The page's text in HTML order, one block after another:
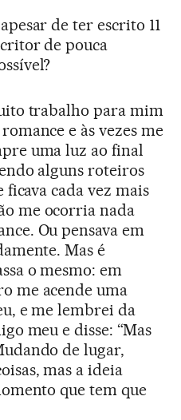
de ter escrito 11
de pouca
trabalho para mim
e às vezes me
uma luz ao final
alguns roteiros
cada vez mais
me ocorria nada
Ou pensava em
Mas é
o mesmo: em
me acende uma
e me lembrei da
meu e disse: “Mas
de lugar,
mas a ideia
que tem que